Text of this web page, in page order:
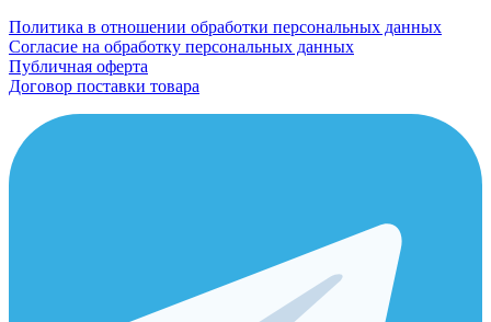
Политика в отношении обработки персональных данных
Согласие на обработку персональных данных
Публичная оферта
Договор поставки товара